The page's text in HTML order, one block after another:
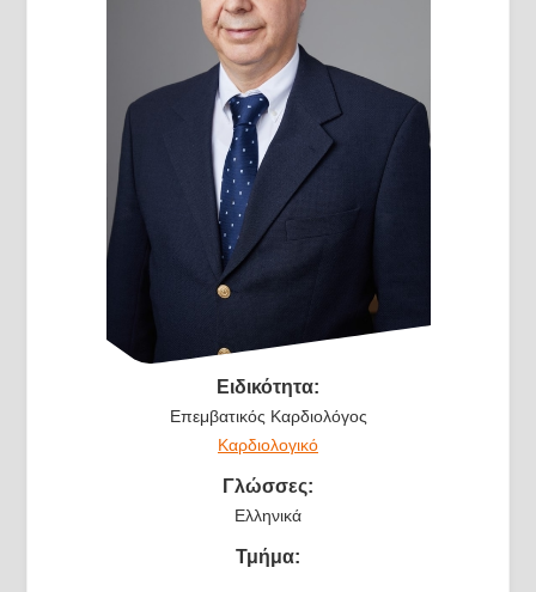
Ειδικότητα:
Επεμβατικός Καρδιολόγος
Καρδιολογικό
Γλώσσες:
Ελληνικά
Τμήμα: